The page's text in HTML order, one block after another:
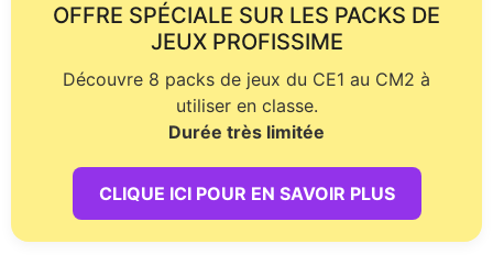
OFFRE SPÉCIALE SUR LES PACKS DE
JEUX PROFISSIME
Découvre 8 packs de jeux du CE1 au CM2 à
utiliser en classe.
Durée très limitée
CLIQUE ICI POUR EN SAVOIR PLUS